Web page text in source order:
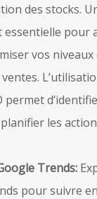
des stocks.
essentielle pour
vos niveaux
permet
les
Trends:
pour suivre